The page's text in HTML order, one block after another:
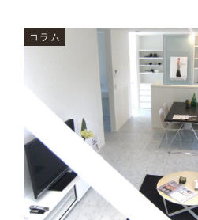
コラム